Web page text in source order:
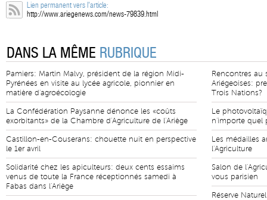
Lien permanent vers l'article:
http://www.ariegenews.com/news-79839.html
DANS LA MÊME RUBRIQUE
Pamiers: Martin Malvy, président de la région Midi-
Pyrénées en visite au lycée agricole, pionnier en
matière d'agroécologie
La Confédération Paysanne dénonce les «coûts
exorbitants» de la Chambre d'Agriculture de l'Ariège
Castillon-en-Couserans: chouette nuit en perspective
le 1er avril
Solidarité chez les apiculteurs: deux cents essaims
venus de toute la France réceptionnés samedi à
Fabas dans l'Ariège
Rencontres au
Ariégeoises:
Trois Nations?
Le
n'importe quel
Les médailles
l'Agriculture
Salon de
vous parisien
Réserve